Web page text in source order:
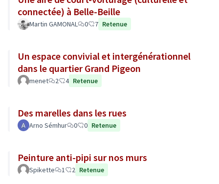
connectée) à Belle-Beille
Martin GAMONAL 0 7 Retenue
Un espace convivial et intergénérationnel
dans le quartier Grand Pigeon
menet 2 4 Retenue
Des marelles dans les rues
Arno Sémhur 0 0 Retenue
Peinture anti-pipi sur nos murs
Spikette 1 2 Retenue